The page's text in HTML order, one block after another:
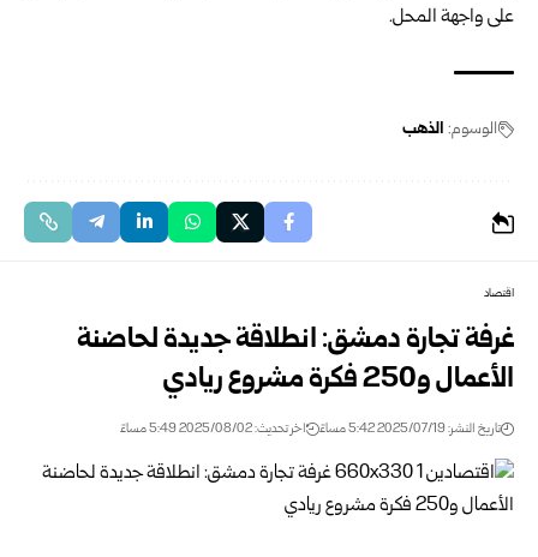
على واجهة المحل.
الوسوم: الذهب
اقتصاد
غرفة تجارة دمشق: انطلاقة جديدة لحاضنة
الأعمال و250 فكرة مشروع ريادي
تاريخ النشر: 2025/07/19 5:42 مساءً اخر تحديث: 2025/08/02 5:49 مساءً